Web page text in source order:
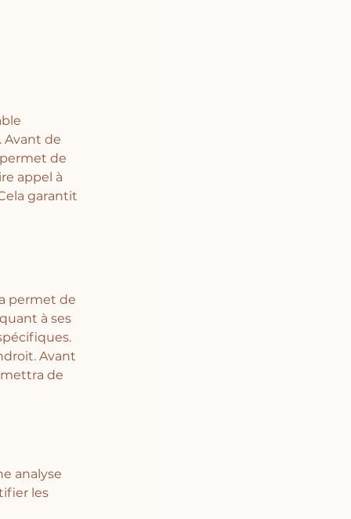
Avant de
de
appel à
garantit
permet de
à ses
Avant
de
analyse
les